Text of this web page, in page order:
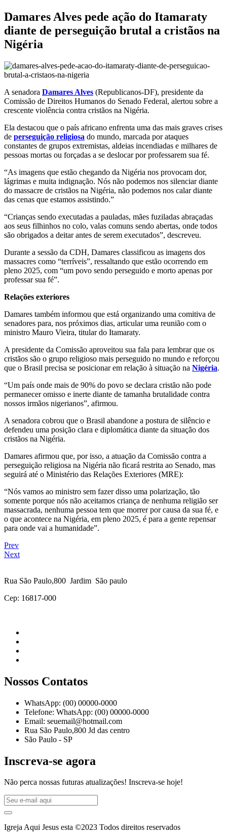
Damares Alves pede ação do Itamaraty
diante de perseguição brutal a cristãos na
Nigéria
A senadora Damares Alves (Republicanos-DF), presidente da
Comissão de Direitos Humanos do Senado Federal, alertou sobre a
crescente violência contra cristãos na Nigéria.
Ela destacou que o país africano enfrenta uma das mais graves crises
de perseguição religiosa do mundo, marcada por ataques
constantes de grupos extremistas, aldeias incendiadas e milhares de
pessoas mortas ou forçadas a se deslocar por professarem sua fé.
“As imagens que estão chegando da Nigéria nos provocam dor,
lágrimas e muita indignação. Nós não podemos nos silenciar diante
do massacre de cristãos na Nigéria, não podemos nos calar diante
das cenas que estamos assistindo.”
“Crianças sendo executadas a pauladas, mães fuziladas abraçadas
aos seus filhinhos no colo, valas comuns sendo abertas, onde todos
são obrigados a deitar antes de serem executados”, descreveu.
Durante a sessão da CDH, Damares classificou as imagens dos
massacres como “terríveis”, ressaltando que estão ocorrendo em
pleno 2025, com “um povo sendo perseguido e morto apenas por
professar sua fé”.
Relações exteriores
Damares também informou que está organizando uma comitiva de
senadores para, nos próximos dias, articular uma reunião com o
ministro Mauro Vieira, titular do Itamaraty.
A presidente da Comissão aproveitou sua fala para lembrar que os
cristãos são o grupo religioso mais perseguido no mundo e reforçou
que o Brasil precisa se posicionar em relação à situação na Nigéria.
“Um país onde mais de 90% do povo se declara cristão não pode
permanecer omisso e inerte diante de tamanha brutalidade contra
nossos irmãos nigerianos”, afirmou.
A senadora cobrou que o Brasil abandone a postura de silêncio e
defendeu uma posição clara e diplomática diante da situação dos
cristãos na Nigéria.
Damares afirmou que, por isso, a atuação da Comissão contra a
perseguição religiosa na Nigéria não ficará restrita ao Senado, mas
seguirá até o Ministério das Relações Exteriores (MRE):
“Nós vamos ao ministro sem fazer disso uma polarização, tão
somente porque nós não aceitamos criança de nenhuma religião ser
massacrada, nenhuma pessoa tem que morrer por causa da sua fé, e
o que acontece na Nigéria, em pleno 2025, é para a gente repensar
para onde vai a humanidade”.
Prev
Next
Rua São Paulo,800 Jardim São paulo
Cep: 16817-000
Nossos Contatos
WhatsApp: (00) 00000-0000
Telefone: WhatsApp: (00) 00000-0000
Email: seuemail@hotmail.com
Rua São Paulo,800 Jd das centro
São Paulo - SP
Inscreva-se agora
Não perca nossas futuras atualizações! Inscreva-se hoje!
Igreja Aqui Jesus esta ©2023 Todos direitos reservados